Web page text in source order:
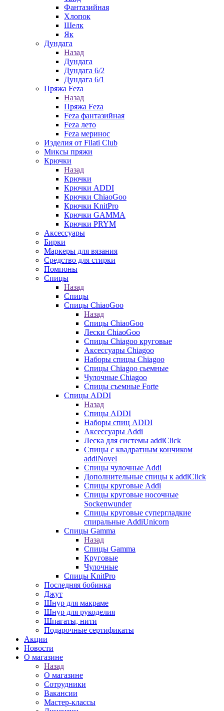
Фантазийная
Хлопок
Шелк
Як
Дундага
Назад
Дундага
Дундага 6/2
Дундага 6/1
Пряжа Feza
Назад
Пряжа Feza
Feza фантазийная
Feza лето
Feza меринос
Изделия от Filati Club
Миксы пряжи
Крючки
Назад
Крючки
Крючки ADDI
Крючки ChiaoGoo
Крючки KnitPro
Крючки GAMMA
Крючки PRYM
Аксессуары
Бирки
Маркеры для вязания
Средство для стирки
Помпоны
Спицы
Назад
Спицы
Спицы ChiaoGoo
Назад
Спицы ChiaoGoo
Лески ChiaoGoo
Cпицы Сhiagoo круговые
Аксессуары Chiagoo
Наборы спицы Chiagoo
Спицы Chiagoo сьемные
Чулочные Chiagoo
Спицы съемные Forte
Спицы ADDI
Назад
Спицы ADDI
Наборы спиц ADDI
Аксессуары Addi
Леска для системы addiClick
Спицы с квадратным кончиком
addiNovel
Спицы чулочные Addi
Дополнительные спицы к addiClick
Спицы круговые Addi
Спицы круговые носочные
Sockenwunder
Спицы круговые супергладкие
спиральные AddiUnicorn
Спицы Gamma
Назад
Спицы Gamma
Круговые
Чулочные
Спицы KnitPro
Последняя бобинка
Джут
Шнур для макраме
Шнур для рукоделия
Шпагаты, нити
Подарочные сертификаты
Акции
Новости
О магазине
Назад
О магазине
Сотрудники
Вакансии
Мастер-классы